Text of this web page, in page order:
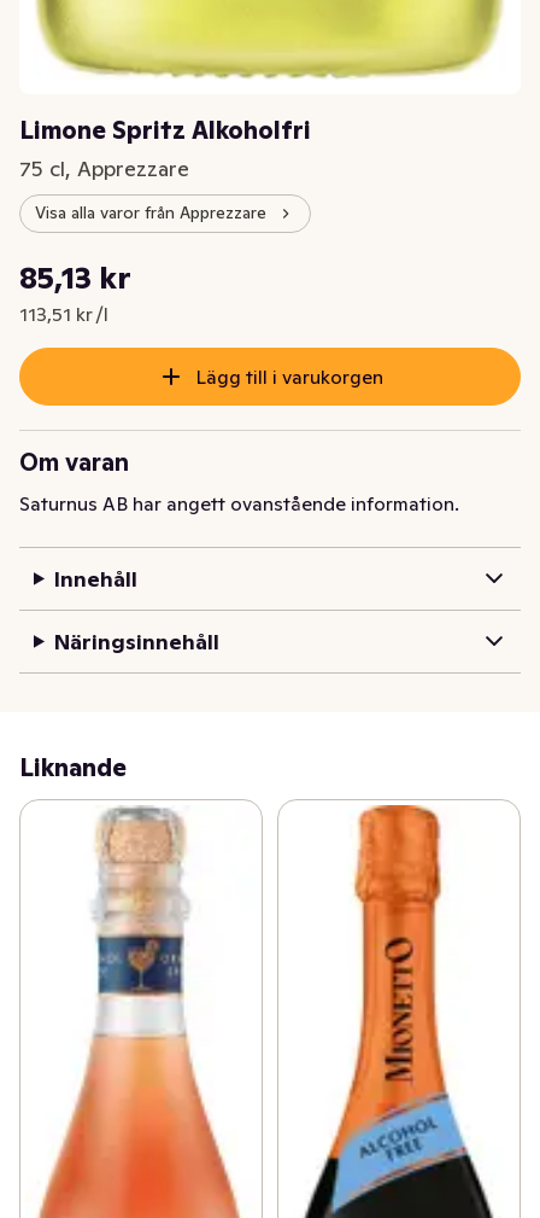
Limone Spritz Alkoholfri
75 cl, Apprezzare
Visa alla varor från Apprezzare
Nuvarande pris är: 85,13 kr
85,13 kr
113,51 kr /l
Styckpris: 113,51 kr /l
Lägg till i varukorgen
Om varan
Saturnus AB har angett ovanstående information.
Innehåll
Näringsinnehåll
Liknande